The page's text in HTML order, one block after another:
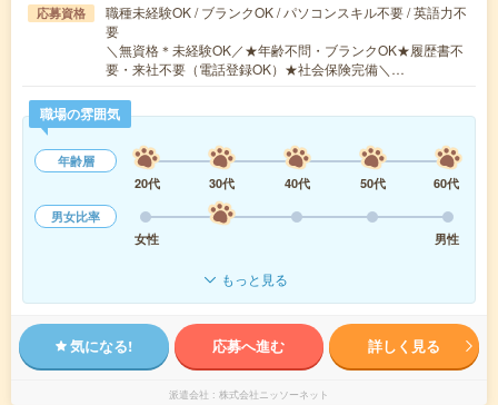
応募資格
職種未経験OK / ブランクOK / パソコンスキル不要 / 英語力不
要
＼無資格＊未経験OK／★年齢不問・ブランクOK★履歴書不
要・来社不要（電話登録OK）★社会保険完備＼…
職場の雰囲気
年齢層
20代
30代 40代 50代
60代
男女比率
女性
男性
もっと見る
気になる! 応募へ進む 詳しく見る
派遣会社 株式会社ニッソーネット